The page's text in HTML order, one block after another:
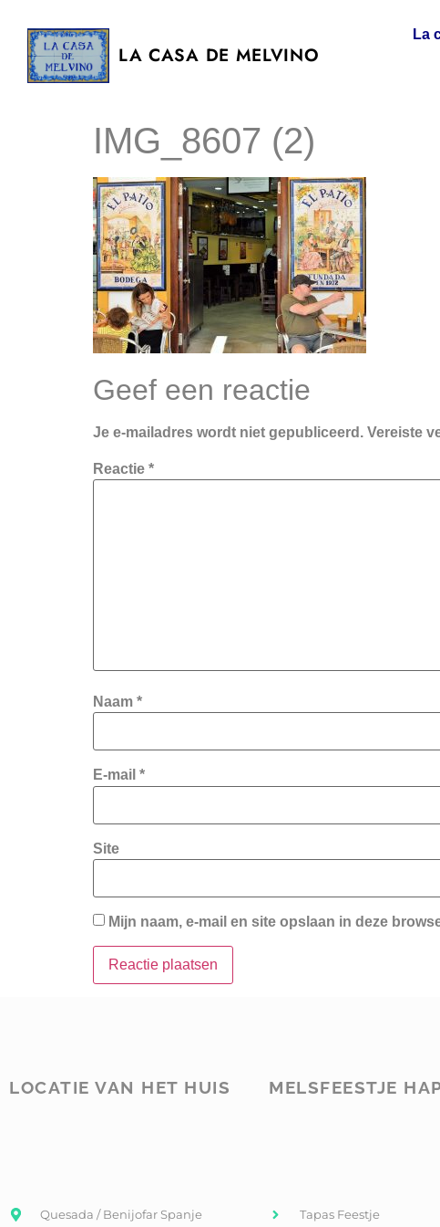
LA CASA DE MELVINO
La
IMG_8607 (2)
Geef een reactie
Je e-mailadres wordt niet gepubliceerd. Vereiste
Reactie *
Naam *
E-mail *
Site
Mijn naam, e-mail en site opslaan in deze
LOCATIE VAN HET HUIS
Quesada / Benijofar Spanje
MELSFEESTJE
Tapas Feestje